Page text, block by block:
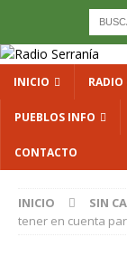
INICIO RADIO
PUEBLOS INFO
CONTACTO
INICIO SIN
tener en cuenta